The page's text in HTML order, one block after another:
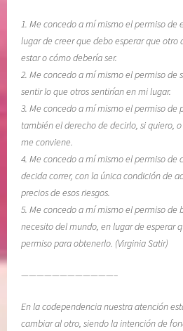
1. Me concedo a mí mismo el permiso de
lugar de creer que debo esperar que
estar o cómo debería ser.
2. Me concedo a mí mismo el permiso de
sentir lo que otros sentirían en mi lugar.
3. Me concedo a mí mismo el permiso de
también el derecho de decirlo, si quiero,
me conviene.
4. Me concedo a mí mismo el permiso de
decida correr, con la única condición de
precios de esos riesgos.
5. Me concedo a mí mismo el permiso de
necesito del mundo, en lugar de esperar
permiso para obtenerlo. (Virginia Satir)
————————————–
En la codependencia nuestra atención
cambiar al otro, siendo la intención de